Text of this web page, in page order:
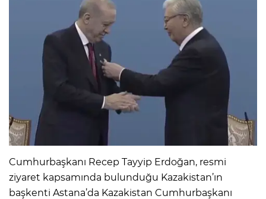
Cumhurbaşkanı Recep Tayyip Erdoğan, resmi
ziyaret kapsamında bulunduğu Kazakistan’ın
başkenti Astana’da Kazakistan Cumhurbaşkanı